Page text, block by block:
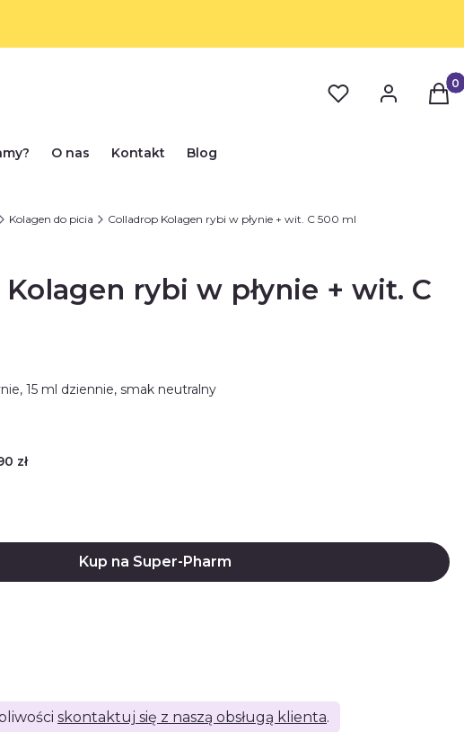
O nas Kontakt Blog
Kolagen do picia Colladrop Kolagen rybi w płynie + wit. C 500 ml
rybi w płynie + wit. C
15 ml dziennie, smak neutralny
zł
Kup na Super-Pharm
skontaktuj się z naszą obsługą klienta.